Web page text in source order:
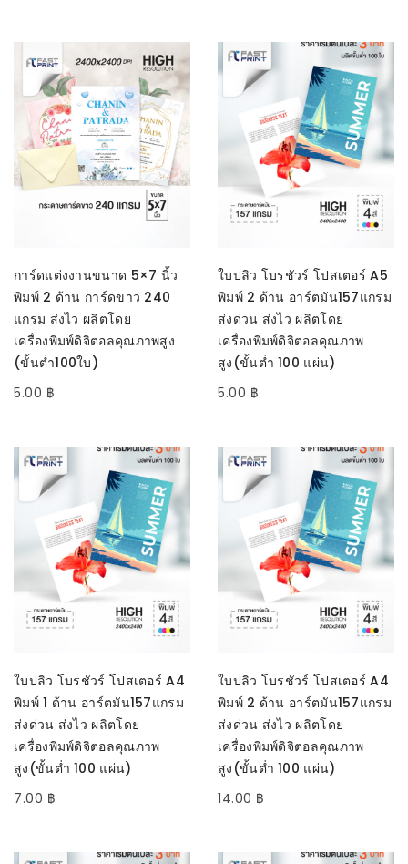
SELECT OPTIONS
การ์ดแต่งงานขนาด 5×7 นิ้ว
พิมพ์ 2 ด้าน การ์ดขาว 240
แกรม ส่งไว ผลิตโดย
เครื่องพิมพ์ดิจิตอลคุณภาพสูง
(ขั้นต่ำ100ใบ)
5.00 ฿
หยิบใส่ตะกร้า
ใบปลิว โบรชัวร์ โปสเตอร์ A5
พิมพ์ 2 ด้าน อาร์ตมัน157แกรม
ส่งด่วน ส่งไว ผลิตโดย
เครื่องพิมพ์ดิจิตอลคุณภาพ
สูง(ขั้นต่ำ 100 แผ่น)
5.00 ฿
หยิบใส่ตะกร้า
ใบปลิว โบรชัวร์ โปสเตอร์ A4
พิมพ์ 1 ด้าน อาร์ตมัน157แกรม
ส่งด่วน ส่งไว ผลิตโดย
เครื่องพิมพ์ดิจิตอลคุณภาพ
สูง(ขั้นต่ำ 100 แผ่น)
7.00 ฿
หยิบใส่ตะกร้า
ใบปลิว โบรชัวร์ โปสเตอร์ A4
พิมพ์ 2 ด้าน อาร์ตมัน157แกรม
ส่งด่วน ส่งไว ผลิตโดย
เครื่องพิมพ์ดิจิตอลคุณภาพ
สูง(ขั้นต่ำ 100 แผ่น)
14.00 ฿